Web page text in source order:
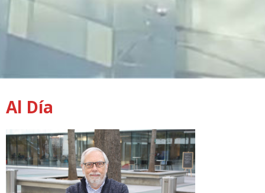
Al Día